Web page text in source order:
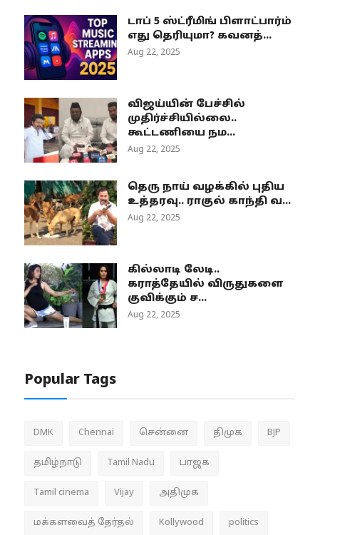
டாப் 5 ஸ்ட்ரீமிங் பிளாட்பார்ம்
எது தெரியுமா? கவனத்...
Aug 22, 2025
விஜய்யின் பேச்சில்
முதிர்ச்சியில்லை..
கூட்டணியை நம...
Aug 22, 2025
தெரு நாய் வழக்கில் புதிய
உத்தரவு.. ராகுல் காந்தி வ...
Aug 22, 2025
கில்லாடி லேடி..
கராத்தேயில் விருதுகளை
குவிக்கும் ச...
Aug 22, 2025
Popular Tags
DMK Chennai சென்னை திமுக BJP
தமிழ்நாடு Tamil Nadu பாஜக
Tamil cinema Vijay அதிமுக
மக்களவைத் தேர்தல் Kollywood politics